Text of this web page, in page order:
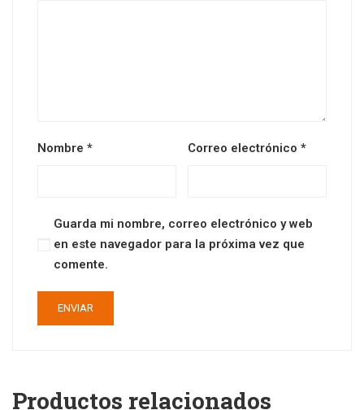
Nombre * Correo electrónico*
Guarda mi nombre, correo electrónico y web
en este navegador para la próxima vez que
comente.
Productos relacionados